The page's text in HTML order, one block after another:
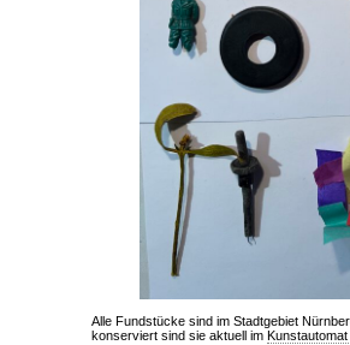
Alle Fundstücke sind im Stadtgebiet
konserviert sind sie aktuell im